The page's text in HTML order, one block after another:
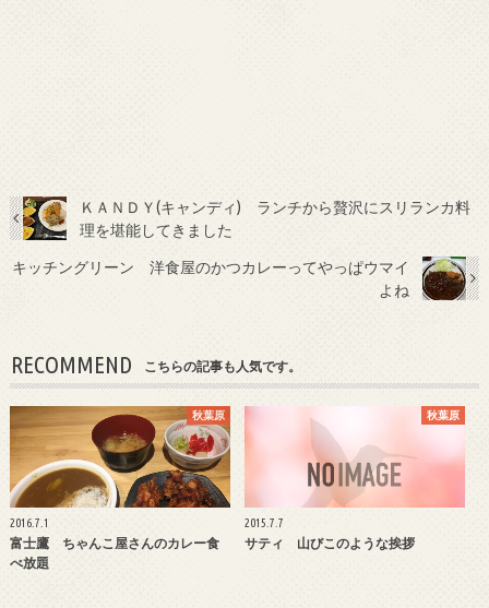
ＫＡＮＤＹ(キャンディ) ランチから贅沢にスリランカ料
理を堪能してきました
キッチングリーン 洋食屋のかつカレーってやっぱウマイ
よね
RECOMMEND こちらの記事も人気です。
秋葉原
2016.7.1
富士鷹 ちゃんこ屋さんのカレー食
べ放題
秋葉原
2015.7.7
サティ 山びこのような挨拶